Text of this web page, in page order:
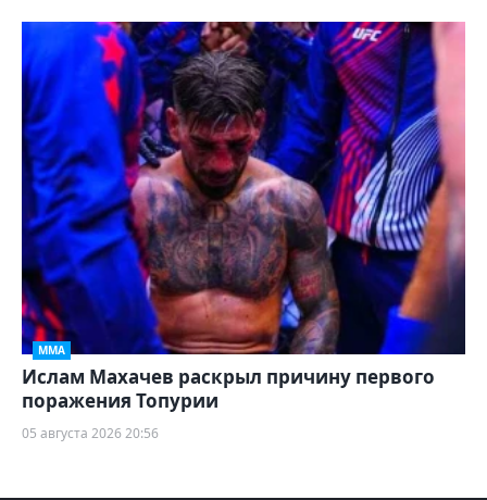
ММА
Ислам Махачев раскрыл причину первого
поражения Топурии
05 августа 2026 20:56